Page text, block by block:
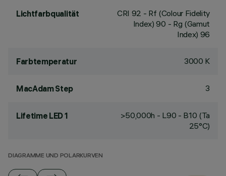
Lichtfarbqualität CRI 92 - Rf (Colour Fidelity
Index) 90 - Rg (Gamut
Index) 96
Farbtemperatur 3000 K
MacAdam Step 3
Lifetime LED 1
>50,000h - L90 - B10 (Ta
25°C)
DIAGRAMME UND POLARKURVEN